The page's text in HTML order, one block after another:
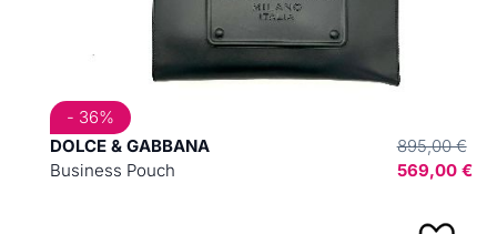
DOLCE & GABBANA
Business Pouch
895,00 €
569,00 €
- 36%